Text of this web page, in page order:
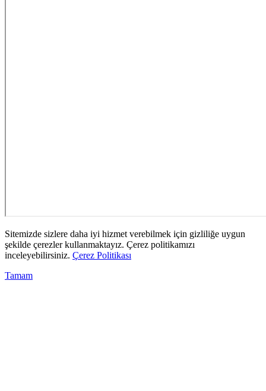
Sitemizde sizlere daha iyi hizmet verebilmek için gizliliğe uygun
şekilde çerezler kullanmaktayız. Çerez politikamızı
inceleyebilirsiniz. Çerez Politikası
Tamam